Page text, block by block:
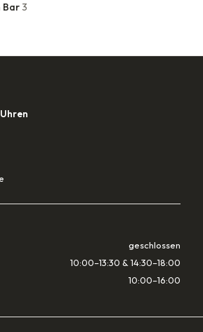
Bar3
geschlossen
10:00–13:30 & 14:30–18:00
10:00–16:00